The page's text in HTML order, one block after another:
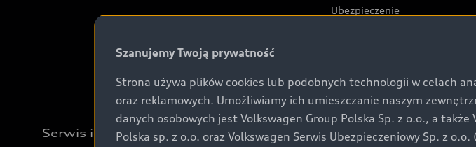
Ubezpieczenie
Audi exclusive
Serwis i akcesoria Świat Audi
Szanujemy Twoją prywatność
Strona używa plików cookies lub podobnych technologii w celach
oraz reklamowych. Umożliwiamy ich umieszczanie naszym
danych osobowych jest Volkswagen Group Polska Sp. z o.o., a
Polska sp. z o.o. oraz Volkswagen Serwis Ubezpieczeniowy Sp. z